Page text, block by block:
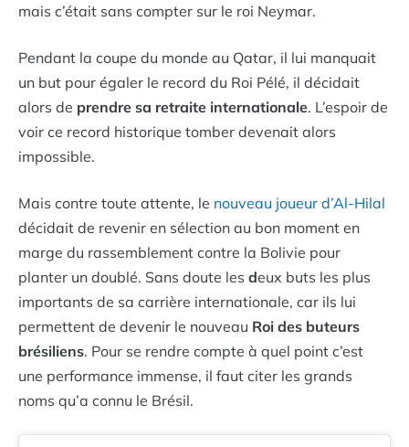
mais c’était sans compter sur le roi Neymar.
Pendant la coupe du monde au Qatar, il lui manquait
un but pour égaler le record du Roi Pélé, il décidait
alors de prendre sa retraite internationale. L’espoir de
voir ce record historique tomber devenait alors
impossible.
Mais contre toute attente, le nouveau joueur d’Al-Hilal
décidait de revenir en sélection au bon moment en
marge du rassemblement contre la Bolivie pour
planter un doublé. Sans doute les deux buts les plus
importants de sa carrière internationale, car ils lui
permettent de devenir le nouveau Roi des buteurs
brésiliens. Pour se rendre compte à quel point c’est
une performance immense, il faut citer les grands
noms qu’a connu le Brésil.